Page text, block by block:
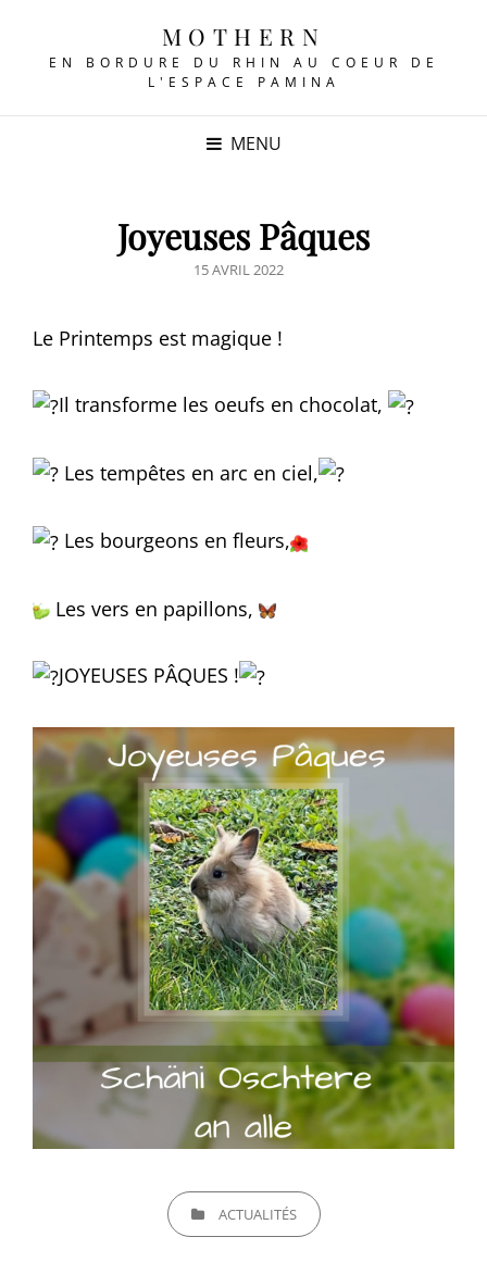
MOTHERN
EN BORDURE DU RHIN AU COEUR DE
L'ESPACE PAMINA
MENU
Joyeuses Pâques
POSTED
15 AVRIL 2022
Le Printemps est magique !
Il transforme les oeufs en chocolat,
Les tempêtes en arc en ciel,
Les bourgeons en fleurs,
Les vers en papillons,
JOYEUSES PÂQUES !
CATEGORIESACTUALITÉS